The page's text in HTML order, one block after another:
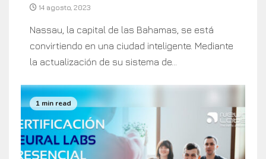
14 agosto, 2023
Nassau, la capital de las Bahamas, se está
convirtiendo en una ciudad inteligente. Mediante
la actualización de su sistema de...
1 min read